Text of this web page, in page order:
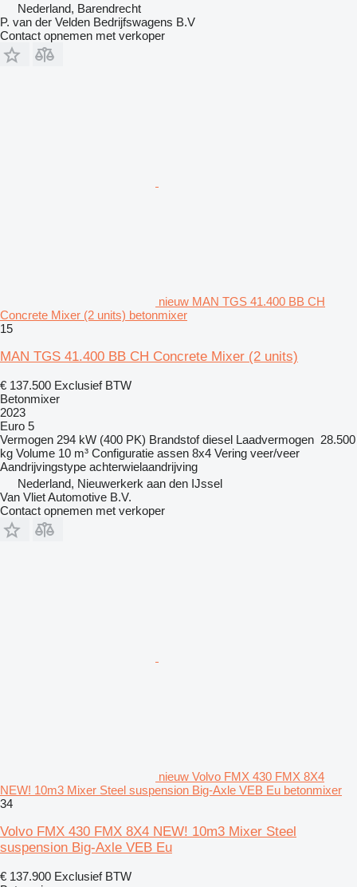
Nederland, Barendrecht
P. van der Velden Bedrijfswagens B.V
Contact opnemen met verkoper
nieuw MAN TGS 41.400 BB CH
Concrete Mixer (2 units) betonmixer
15
MAN TGS 41.400 BB CH Concrete Mixer (2 units)
€ 137.500 Exclusief BTW
Betonmixer
2023
Euro 5
Vermogen 294 kW (400 PK) Brandstof diesel Laadvermogen 28.500
kg Volume 10 m³ Configuratie assen 8x4 Vering veer/veer
Aandrijvingstype achterwielaandrijving
Nederland, Nieuwerkerk aan den IJssel
Van Vliet Automotive B.V.
Contact opnemen met verkoper
nieuw Volvo FMX 430 FMX 8X4
NEW! 10m3 Mixer Steel suspension Big-Axle VEB Eu betonmixer
34
Volvo FMX 430 FMX 8X4 NEW! 10m3 Mixer Steel
suspension Big-Axle VEB Eu
€ 137.900 Exclusief BTW